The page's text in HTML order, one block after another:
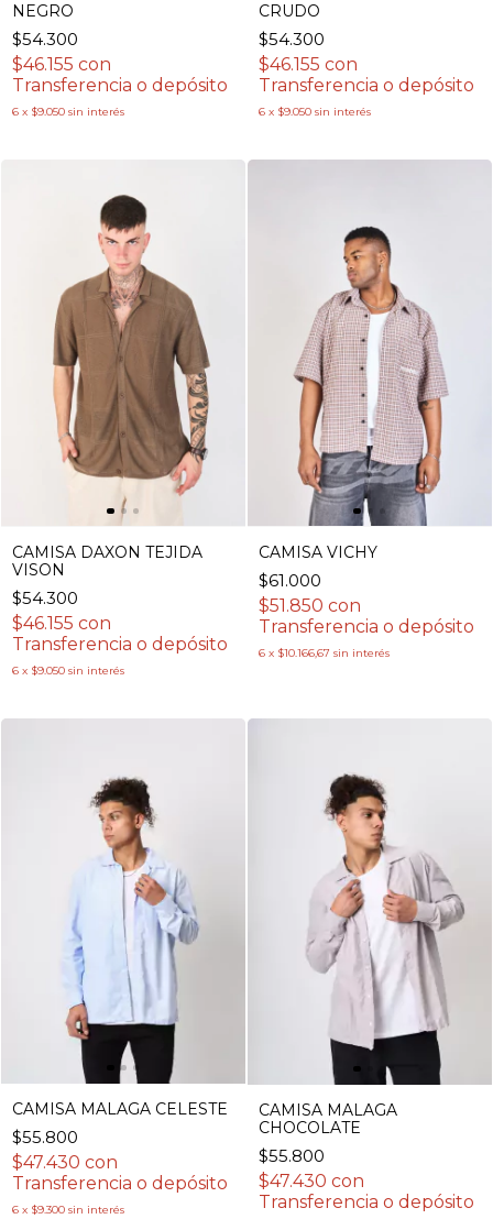
NEGRO
$54.300
$46.155 con
Transferencia o depósito
6 x $9.050 sin interés
CRUDO
$54.300
$46.155 con
Transferencia o depósito
6 x $9.050 sin interés
CAMISA DAXON TEJIDA
VISON
$54.300
$46.155 con
Transferencia o depósito
6 x $9.050 sin interés
CAMISA VICHY
$61.000
$51.850 con
Transferencia o depósito
6 x $10.166,67 sin interés
CAMISA MALAGA CELESTE
$55.800
$47.430 con
Transferencia o depósito
6 x $9.300 sin interés
CAMISA MALAGA
CHOCOLATE
$55.800
$47.430 con
Transferencia o depósito